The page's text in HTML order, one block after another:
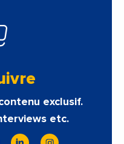
exclusif.
etc.